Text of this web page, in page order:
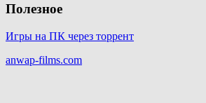
Полезное
Игры на ПК через торрент
anwap-films.com